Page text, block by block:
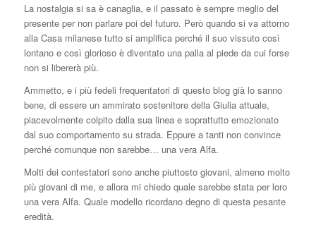
La nostalgia si sa è canaglia, e il passato è sempre meglio del
presente per non parlare poi del futuro. Però quando si va attorno
alla Casa milanese tutto si amplifica perché il suo vissuto così
lontano e così glorioso è diventato una palla al piede da cui forse
non si libererà più.
Ammetto, e i più fedeli frequentatori di questo blog già lo sanno
bene, di essere un ammirato sostenitore della Giulia attuale,
piacevolmente colpito dalla sua linea e soprattutto emozionato
dal suo comportamento su strada. Eppure a tanti non convince
perché comunque non sarebbe… una vera Alfa.
Molti dei contestatori sono anche piuttosto giovani, almeno molto
più giovani di me, e allora mi chiedo quale sarebbe stata per loro
una vera Alfa. Quale modello ricordano degno di questa pesante
eredità.